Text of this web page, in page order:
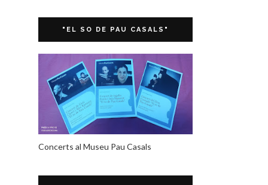
"EL SO DE PAU CASALS"
Concerts al Museu Pau Casals